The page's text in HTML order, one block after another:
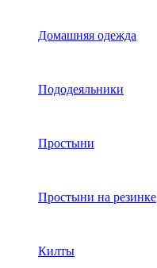
Домашняя одежда
Пододеяльники
Простыни
Простыни на резинке
Килты